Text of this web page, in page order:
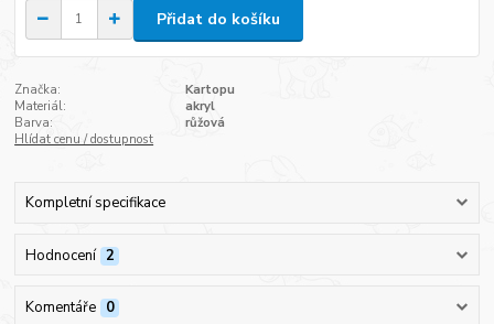
Přidat do košíku
Značka:
Kartopu
Materiál:
akryl
Barva:
růžová
Hlídat cenu / dostupnost
Kompletní specifikace
Hodnocení 2
Komentáře 0